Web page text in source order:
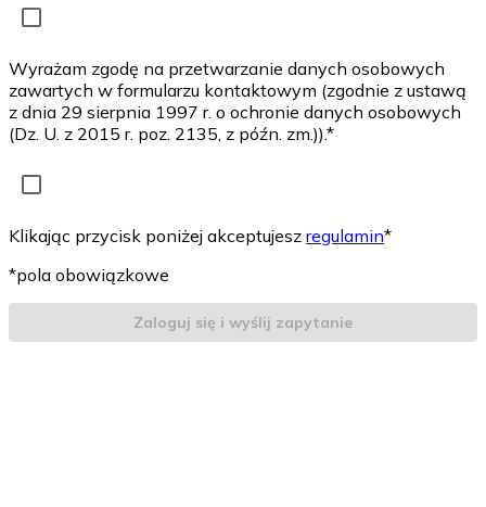
Wyrażam zgodę na przetwarzanie danych osobowych
zawartych w formularzu kontaktowym (zgodnie z ustawą
z dnia 29 sierpnia 1997 r. o ochronie danych osobowych
(Dz. U. z 2015 r. poz. 2135, z późn. zm.)).*
Klikając przycisk poniżej akceptujesz regulamin*
*pola obowiązkowe
Zaloguj się i wyślij zapytanie